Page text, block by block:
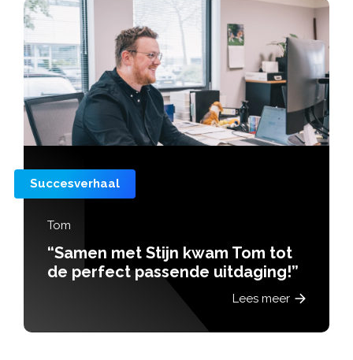
Succesverhaal
Tom
“Samen met Stijn kwam Tom tot
de perfect passende uitdaging!”
Lees meer